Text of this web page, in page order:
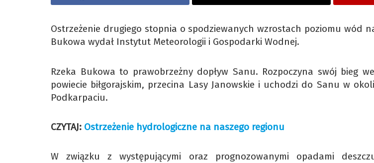
Ostrzeżenie drugiego stopnia o spodziewanych wzrostach poziomu wód
Bukowa wydał Instytut Meteorologii i Gospodarki Wodnej.
Rzeka Bukowa to prawobrzeżny dopływ Sanu. Rozpoczyna swój bieg
powiecie biłgorajskim, przecina Lasy Janowskie i uchodzi do Sanu w
Podkarpaciu.
CZYTAJ: Ostrzeżenie hydrologiczne na naszego regionu
W związku z występującymi oraz prognozowanymi opadami